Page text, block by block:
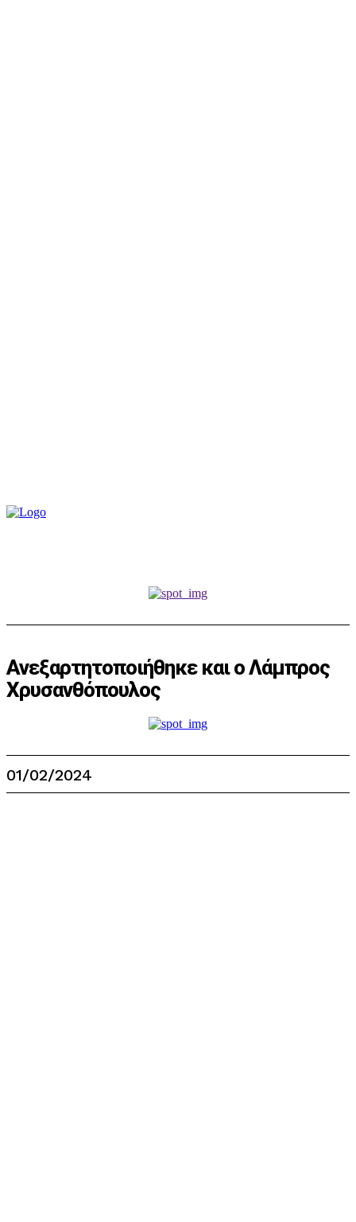
Ανεξαρτητοποιήθηκε και ο Λάμπρος
Χρυσανθόπουλος
01/02/2024